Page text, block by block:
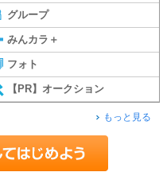
グループ
みんカラ＋
フォト
【PR】オークション
もっと見る